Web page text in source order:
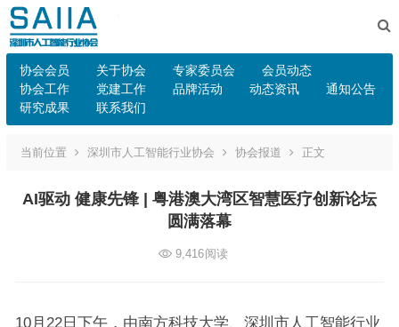
协会会员 关于协会 专家委员会
会员动态
协会工作
党建工作 品牌活动 动态资讯
通知公告
研究成果
联系我们
当前位置 深圳市人工智能行业协会 协会报道 正文
AI驱动 健康先锋 | 粤港澳大湾区智慧医疗创新论坛
圆满落幕
9,416阅读
10月22日下午，由南方科技大学、深圳市人工智能行业